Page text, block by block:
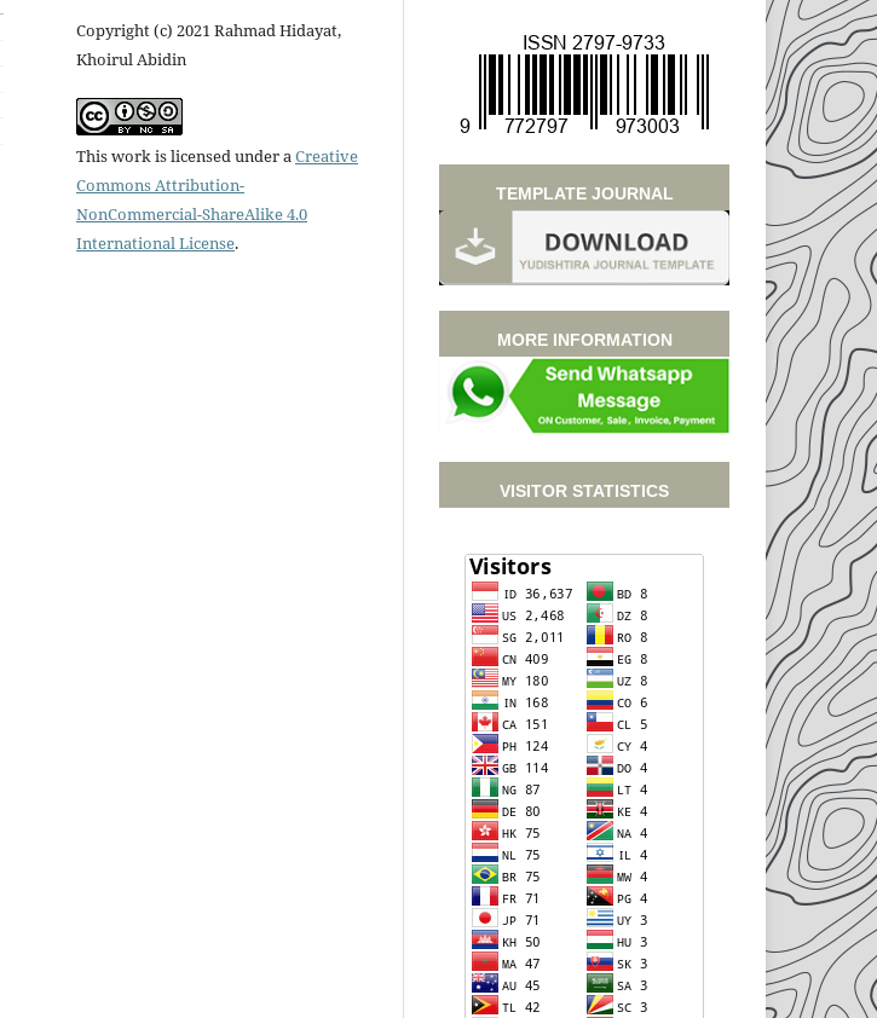
Copyright (c) 2021 Rahmad Hidayat,
Khoirul Abidin
This work is licensed under aCreative
Commons Attribution-
NonCommercial-ShareAlike 4.0
International License.
TEMPLATE JOURNAL
MORE INFORMATION
VISITOR STATISTICS